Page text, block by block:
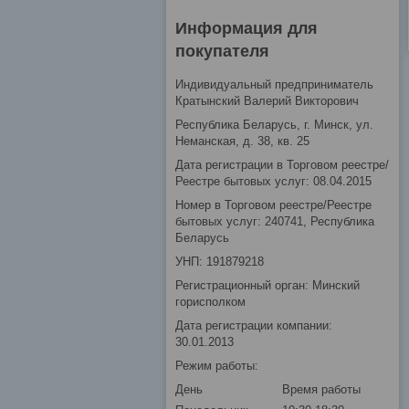
Информация для
покупателя
Индивидуальный предприниматель
Кратынский Валерий Викторович
Республика Беларусь, г. Минск, ул.
Неманская, д. 38, кв. 25
Дата регистрации в Торговом реестре/
Реестре бытовых услуг: 08.04.2015
Номер в Торговом реестре/Реестре
бытовых услуг: 240741, Республика
Беларусь
УНП: 191879218
Регистрационный орган: Минский
горисполком
Дата регистрации компании:
30.01.2013
Режим работы:
День
Время работы